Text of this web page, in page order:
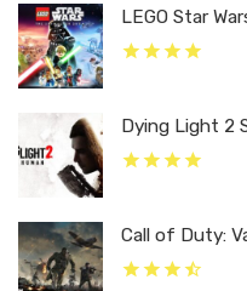
LEGO Star
Dying Light 2
Call of Duty: